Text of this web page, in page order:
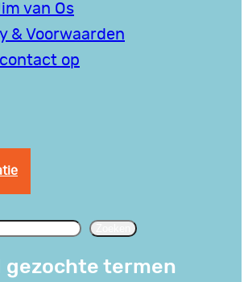
van Os
& Voorwaarden
op
gezochte termen